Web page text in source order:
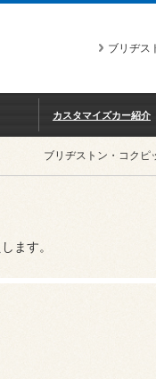
ブリヂス
カスタマイズカー紹介
ブリヂストン・コクピ
ます。